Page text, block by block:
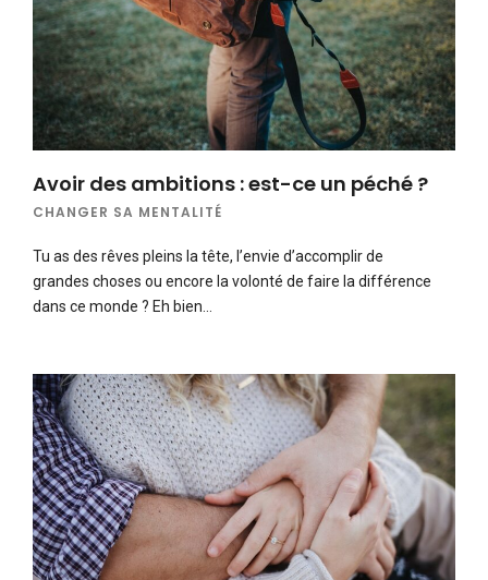
Avoir des ambitions : est-ce un péché ?
CHANGER SA MENTALITÉ
Tu as des rêves pleins la tête, l’envie d’accomplir de
grandes choses ou encore la volonté de faire la différence
dans ce monde ? Eh bien…